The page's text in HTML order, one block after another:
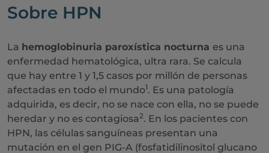
Sobre HPN
La hemoglobinuria paroxística nocturna es una
enfermedad hematológica, ultra rara. Se calcula
que hay entre 1 y 1,5 casos por millón de personas
afectadas en todo el mundo1. Es una patología
adquirida, es decir, no se nace con ella, no se puede
heredar y no es contagiosa2. En los pacientes con
HPN, las células sanguíneas presentan una
mutación en el gen PIG-A (fosfatidilinositol glucano